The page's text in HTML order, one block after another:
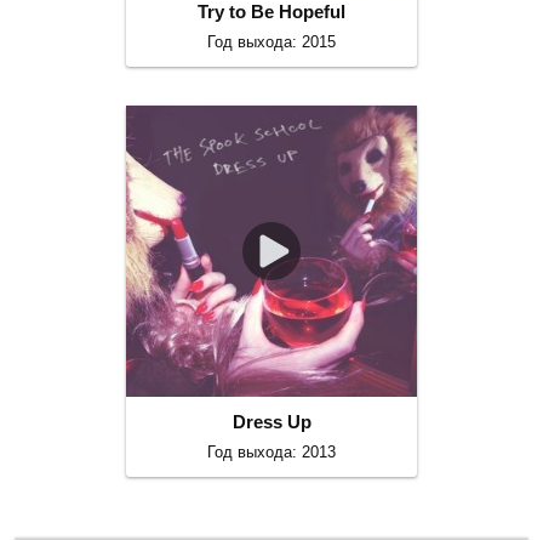
Try to Be Hopeful
Год выхода: 2015
Dress Up
Год выхода: 2013